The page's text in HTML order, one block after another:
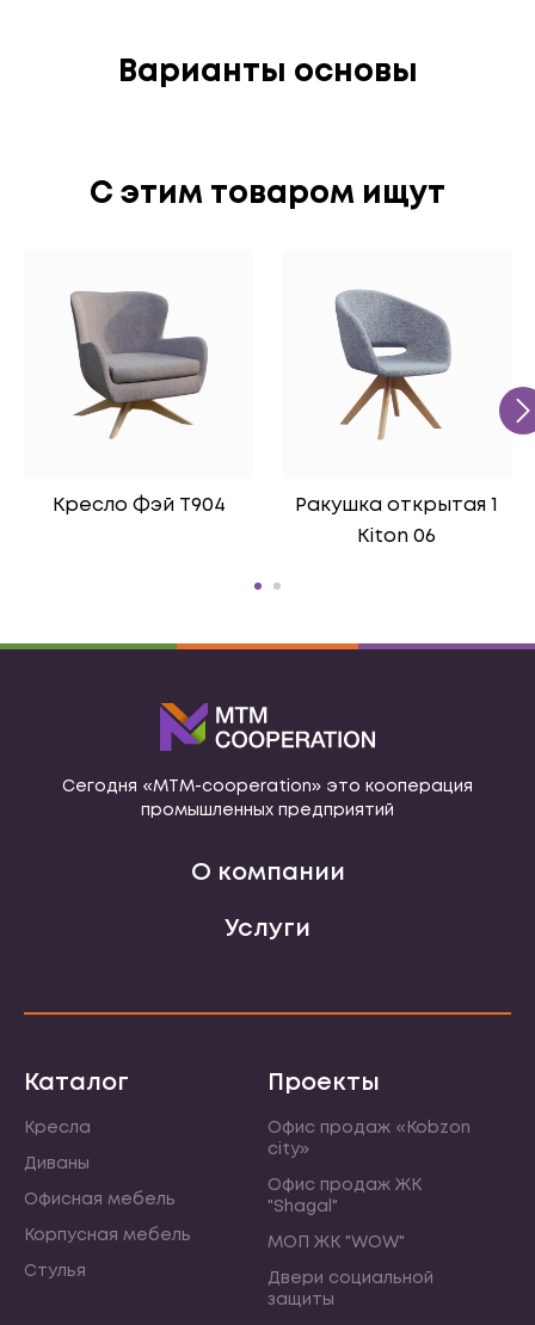
Варианты основы
C этим товаром ищут
Кресло Фэй Т904
Ракушка открытая 1
Kiton 06
Сегодня «МТМ-cooperation» это кооперация
промышленных предприятий
О компании
Услуги
Каталог
Кресла
Диваны
Офисная мебель
Корпусная мебель
Стулья
Проекты
Офис продаж «Kobzon
city»
Офис продаж ЖК
"Shagal"
МОП ЖК "WOW"
Двери социальной
защиты